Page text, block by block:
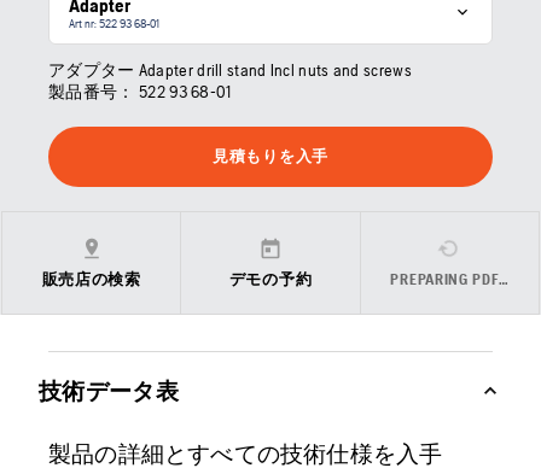
Adapter
Art nr: 522 93 68‑01
アダプター Adapter drill stand Incl nuts and screws
製品番号：
522 93 68‑01
見積もりを入手
販売店の検索 デモの予約 PREPARING PDF…
技術データ表
製品の詳細とすべての技術仕様を入手